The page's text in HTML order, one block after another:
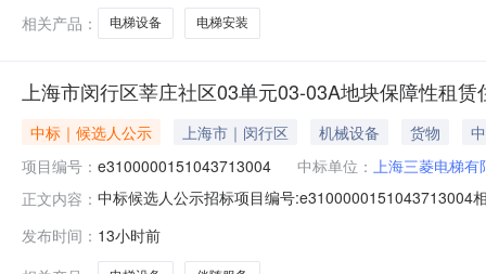
相关产品：
电梯设备 电梯安装
上海市闵行区莘庄社区03单元03-03A地块保障性租
中标｜候选人公示 上海市｜闵行区 机械设备 货物
项目编号： e3100000151043713004 中标单位： 上海三菱电梯有
正文内容： 中标候选人公示招标项目编号:e3100000151043713004
标价格：464.4000，得分/投票：87.7600；公示发布时
发布时间： 13小时前